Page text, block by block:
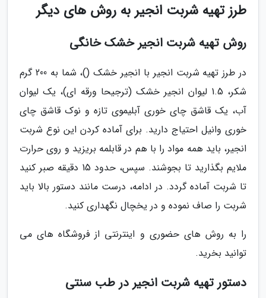
طرز تهیه شربت انجیر به روش های دیگر
روش تهیه شربت انجیر خشک خانگی
در طرز تهیه شربت انجیر با انجیر خشک ()، شما به 200 گرم
شکر، 1.5 لیوان انجیر خشک (ترجیحا ورقه ای)، یک لیوان
آب، یک قاشق چای خوری آبلیموی تازه و نوک قاشق چای
خوری وانیل احتیاج دارید. برای آماده کردن این نوع شربت
انجیر، باید همه مواد را با هم در قابلمه بریزید و روی حرارت
ملایم بگذارید تا بجوشند. سپس، حدود 15 دقیقه صبر کنید
تا شربت آماده گردد. در ادامه، درست مانند دستور بالا باید
شربت را صاف نموده و در یخچال نگهداری کنید.
را به روش های حضوری و اینترنتی از فروشگاه های می
توانید بخرید.
دستور تهیه شربت انجیر در طب سنتی